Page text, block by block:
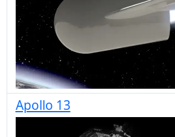
Apollo 13